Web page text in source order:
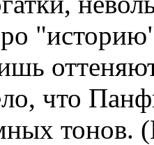
что
тонов.